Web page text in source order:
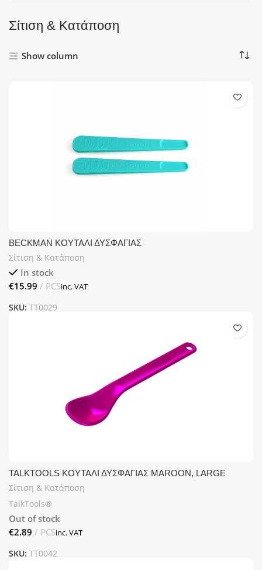
Σίτιση & Κατάποση
Show column
BECKMAN ΚΟΥΤΑΛΙ ΔΥΣΦΑΓΙΑΣ
Σίτιση & Κατάποση
In stock
€
SKU: TT0029
TALKTOOLS ΚΟΥΤΑΛΙ ΔΥΣΦΑΓΙΑΣ MAROON, LARGE
Σίτιση & Κατάποση
TalkTools®
Out of stock
€
SKU: TT0042